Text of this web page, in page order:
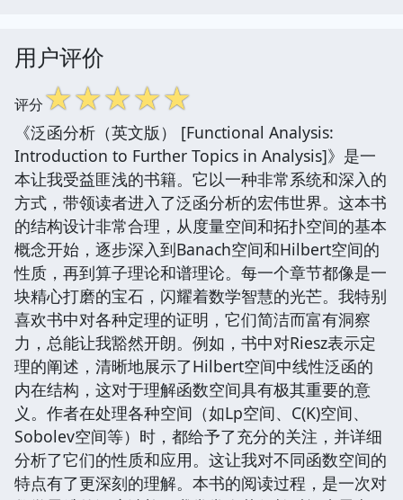
用户评价
评分☆☆☆☆☆
《泛函分析（英文版） [Functional Analysis:
Introduction to Further Topics in Analysis]》是一
本让我受益匪浅的书籍。它以一种非常系统和深入的
方式，带领读者进入了泛函分析的宏伟世界。这本书
的结构设计非常合理，从度量空间和拓扑空间的基本
概念开始，逐步深入到Banach空间和Hilbert空间的
性质，再到算子理论和谱理论。每一个章节都像是一
块精心打磨的宝石，闪耀着数学智慧的光芒。我特别
喜欢书中对各种定理的证明，它们简洁而富有洞察
力，总能让我豁然开朗。例如，书中对Riesz表示定
理的阐述，清晰地展示了Hilbert空间中线性泛函的
内在结构，这对于理解函数空间具有极其重要的意
义。作者在处理各种空间（如Lp空间、C(K)空间、
Sobolev空间等）时，都给予了充分的关注，并详细
分析了它们的性质和应用。这让我对不同函数空间的
特点有了更深刻的理解。本书的阅读过程，是一次对